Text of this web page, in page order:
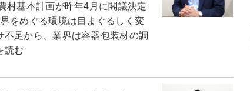
基本計画が昨年4月に閣議決定
をめぐる環境は目まぐるしく変
足から、業界は容器包装材の調
読む